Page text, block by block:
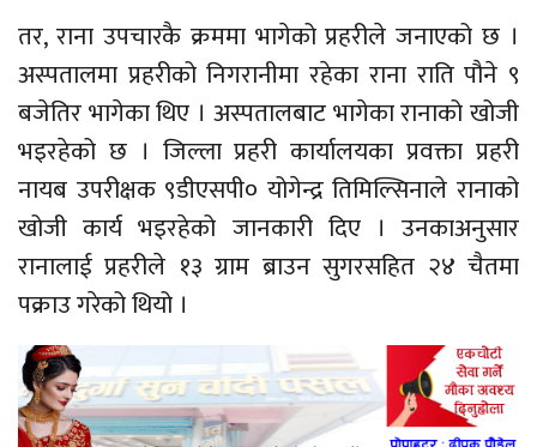
तर, राना उपचारकै क्रममा भागेको प्रहरीले जनाएको छ ।
अस्पतालमा प्रहरीको निगरानीमा रहेका राना राति पौने ९
बजेतिर भागेका थिए । अस्पतालबाट भागेका रानाको खोजी
भइरहेको छ । जिल्ला प्रहरी कार्यालयका प्रवक्ता प्रहरी
नायब उपरीक्षक ९डीएसपी० योगेन्द्र तिमिल्सिनाले रानाको
खोजी कार्य भइरहेको जानकारी दिए । उनकाअनुसार
रानालाई प्रहरीले १३ ग्राम ब्राउनसुगरसहित २४ चैतमा
पक्राउ गरेको थियो ।